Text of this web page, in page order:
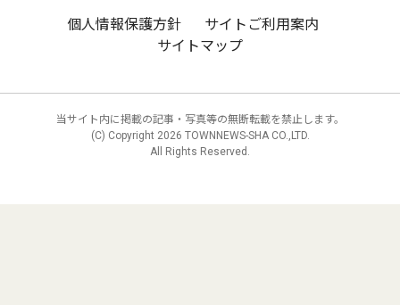
個人情報保護方針
サイトご利用案内
サイトマップ
当サイト内に掲載の記事・写真等の無断転載を禁止します。
(C) Copyright 2026 TOWNNEWS-SHA CO.,LTD.
All Rights Reserved.